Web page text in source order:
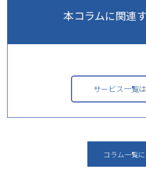
本コラムに関連
サービス一覧
コラム一覧